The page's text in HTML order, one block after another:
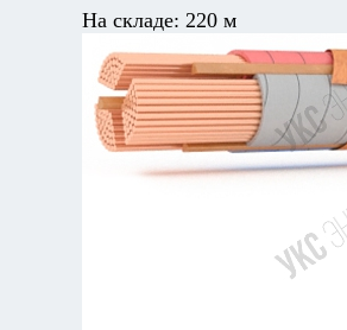
На складе: 220 м